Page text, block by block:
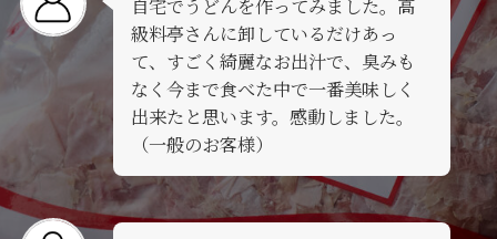
自宅でうどんを作ってみました。高
級料亭さんに卸しているだけあっ
て、すごく綺麗なお出汁で、臭みも
なく今まで食べた中で一番美味しく
出来たと思います。感動しました。
（一般のお客様）